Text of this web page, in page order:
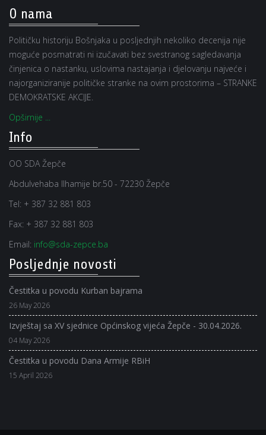
O nama
Političku historiju Bošnjaka u posljednjih nekoliko decenija nije
moguće posmatrati ni izučavati bez svestranog sagledavanja
činjenica o nastanku, uslovima nastajanja i djelovanju najveće i
najorganiziranije političke stranke na ovim prostorima – STRANKE
DEMOKRATSKE AKCIJE.
Opširnije ...
Info
OO SDA Žepče
Abdulvehaba Ilhamije br.50 - 72230 Žepče
Tel: + 387 32 881 803
Fax: + 387 32 881 803
Email: info@sda-zepce.ba
Posljednje novosti
Čestitka u povodu Kurban bajrama
26 May 2026
Izvještaj sa XV sjednice Općinskog vijeća Žepče - 30.04.2026.
04 May 2026
Čestitka u povodu Dana Armije RBiH
15 April 2026